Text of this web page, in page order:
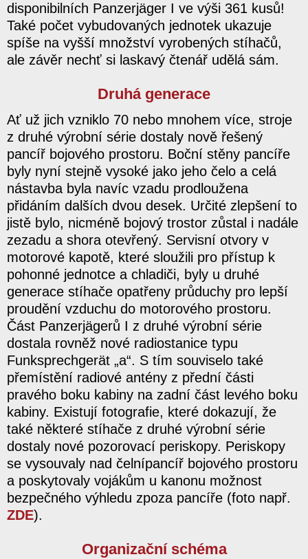
disponibilních Panzerjäger I ve výši 361 kusů!
Také počet vybudovaných jednotek ukazuje
spíše na vyšší množství vyrobených stíhačů,
ale závěr nechť si laskavý čtenář udělá sám.
Druhá generace
Ať už jich vzniklo 70 nebo mnohem více, stroje
z druhé výrobní série dostaly nově řešený
pancíř bojového prostoru. Boční stěny pancíře
byly nyní stejně vysoké jako jeho čelo a celá
nástavba byla navíc vzadu prodloužena
přidáním dalších dvou desek. Určité zlepšení to
jistě bylo, nicméně bojový trostor zůstal i nadále
zezadu a shora otevřený. Servisní otvory v
motorové kapotě, které sloužili pro přístup k
pohonné jednotce a chladiči, byly u druhé
generace stíhače opatřeny průduchy pro lepší
proudění vzduchu do motorového prostoru.
Část Panzerjägerů I z druhé výrobní série
dostala rovněž nové radiostanice typu
Funksprechgerät „a“. S tím souviselo také
přemístění radiové antény z přední části
pravého boku kabiny na zadní část levého boku
kabiny. Existují fotografie, které dokazují, že
také některé stíhače z druhé výrobní série
dostaly nové pozorovací periskopy. Periskopy
se vysouvaly nad čelnípancíř bojového prostoru
a poskytovaly vojákům u kanonu možnost
bezpečného výhledu zpoza pancíře (foto např.
ZDE).
Organizační schéma